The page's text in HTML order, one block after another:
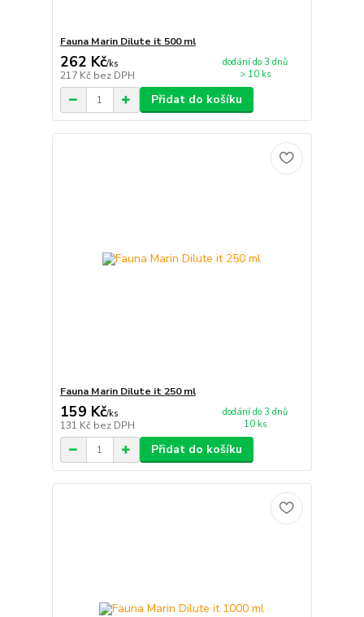
Fauna Marin Dilute it 500 ml
262 Kč/ks
217 Kč bez DPH
dodání do 3 dnů
> 10 ks
Přidat do košíku
Fauna Marin Dilute it 250 ml
159 Kč/ks
131 Kč bez DPH
dodání do 3 dnů
10 ks
Přidat do košíku